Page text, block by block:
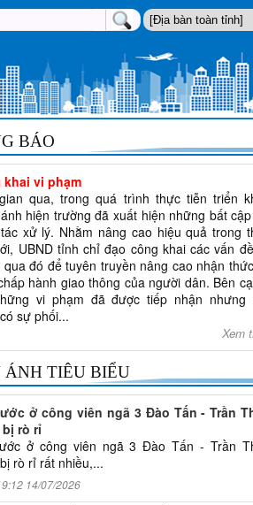
BÁO
khai vi phạm
qua, trong quá trình thực tiễn triển
hiện trường đã xuất hiện những bất
xử lý. Nhằm nâng cao hiệu quả trong
UBND tỉnh chỉ đạo công khai các vấn
qua đó để tuyên truyền nâng cao nhận
hành giao thông của người dân. Bên
vi phạm đã được tiếp nhận nhưng
sự phối...
Xem
ÁNH TIÊU BIỂU
ở công viên ngã 3 Đào Tấn - Trần
rò rỉ
ở công viên ngã 3 Đào Tấn - Trần
rò rỉ rất nhiều,...
14/07/2026